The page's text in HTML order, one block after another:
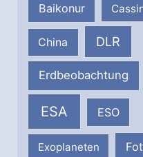
Baikonur
China DLR
Erdbeobachtung
ESA ESO
Exoplaneten